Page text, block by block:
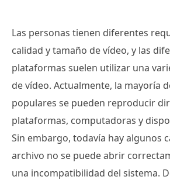
Las personas tienen diferentes
calidad y tamaño de vídeo, y las
plataformas suelen utilizar una
de vídeo. Actualmente, la mayoría
populares se pueden reproducir
plataformas, computadoras y
Sin embargo, todavía hay algunos
archivo no se puede abrir
una incompatibilidad del sistema.